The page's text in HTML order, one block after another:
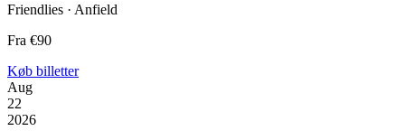
Friendlies · Anfield
Fra €90
Køb billetter
Aug
22
2026